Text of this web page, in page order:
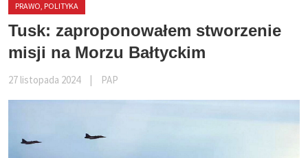
PRAWO, POLITYKA
Tusk: zaproponowałem stworzenie
misji na Morzu Bałtyckim
27 listopada 2024 PAP